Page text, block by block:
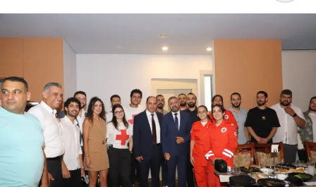
الزيارة، لكنه أشار إلى أنه إذا اقتضت مصلحة البلدين ذلك في
وفي عين التينة، أكد الشيباني أن لقاءه مع رئيس مجلس النواب
نبيه بري يأتي في إطار خدمة العلاقات بين البلدين، مشددا على
أن البحث لم يتناول ملف حزب الله.
RELATED TOPICS:
UP
إسرائيل تريد دفع الجيش إلى مواجهة مع المقاومة
لن يحصل